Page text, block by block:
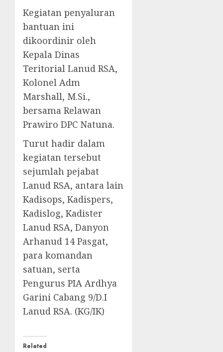
Kegiatan penyaluran
bantuan ini
dikoordinir oleh
Kepala Dinas
Teritorial Lanud RSA,
Kolonel Adm
Marshall, M.Si.,
bersama Relawan
Prawiro DPC Natuna.
Turut hadir dalam
kegiatan tersebut
sejumlah pejabat
Lanud RSA, antara lain
Kadisops, Kadispers,
Kadislog, Kadister
Lanud RSA, Danyon
Arhanud 14 Pasgat,
para komandan
satuan, serta
Pengurus PIA Ardhya
Garini Cabang 9/D.I
Lanud RSA. (KG/IK)
Related